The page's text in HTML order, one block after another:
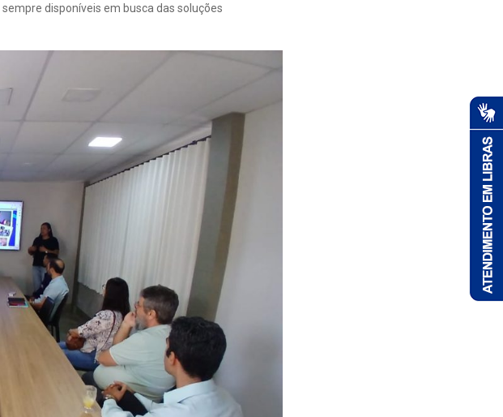
disponíveis em busca das soluções